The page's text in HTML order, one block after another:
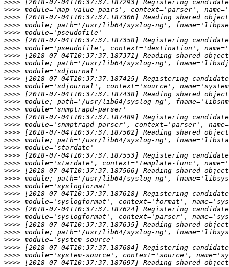
>>>>
>>>>
>>>>
>>>>
>>>>
>>>>
>>>>
>>>>
>>>>
>>>>
>>>>
>>>>
>>>>
>>>>
>>>>
>>>>
>>>>
>>>>
>>>>
>>>>
>>>>
>>>>
>>>>
>>>>
>>>>
>>>>
>>>>
>>>>
>>>>
>>>>
>>>>
>>>>
>>>>
>>>>
>>>>